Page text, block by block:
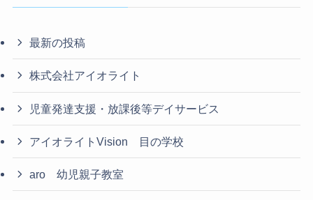
最新の投稿
株式会社アイオライト
児童発達支援・放課後等デイサービス
アイオライトVision 目の学校
aro 幼児親子教室